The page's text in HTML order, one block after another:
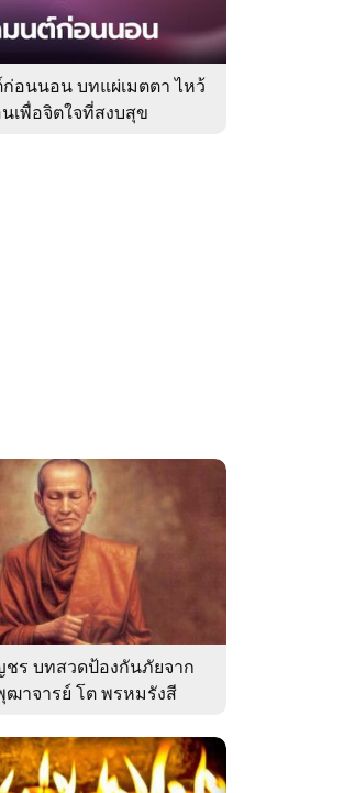
อนนอน บทแผ่เมตตา ไหว้
เพื่อจิตใจที่สงบสุข
ร บทสวดป้องกันภัยจาก
ฒาจารย์ โต พรหมรังสี